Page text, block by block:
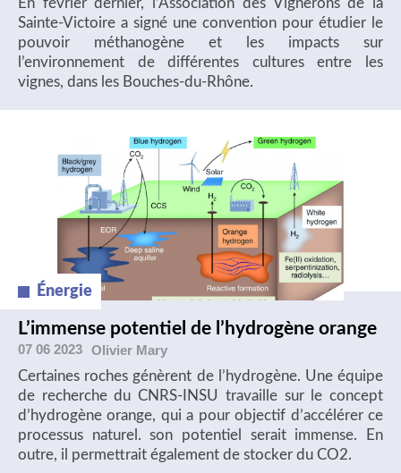
En février dernier, l’Association des Vignerons de la
Sainte-Victoire a signé une convention pour étudier le
pouvoir méthanogène et les impacts sur
l’environnement de différentes cultures entre les
vignes, dans les Bouches-du-Rhône.
Énergie
L’immense potentiel de l’hydrogène orange
07 06 2023 Olivier Mary
Certaines roches génèrent de l’hydrogène. Une équipe
de recherche du CNRS-INSU travaille sur le concept
d’hydrogène orange, qui a pour objectif d’accélérer ce
processus naturel. son potentiel serait immense. En
outre, il permettrait également de stocker du CO2.